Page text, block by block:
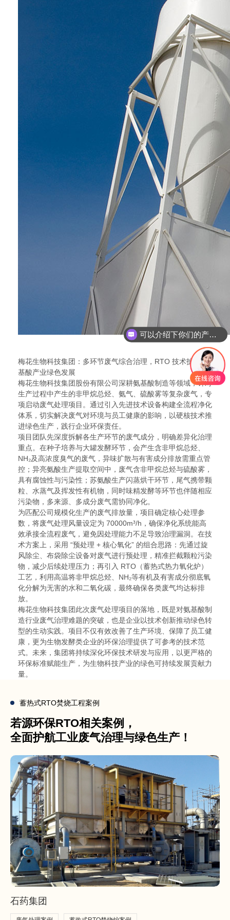
梅花生物科技集团：多环节废气综合治理，RTO 技术护航氨
基酸产业绿色发展
梅花生物科技集团股份有限公司深耕氨基酸制造等领域，针对
生产过程中产生的非甲烷总烃、氨气、硫酸雾等复杂废气，专
项启动废气处理项目。通过引入先进技术设备构建全流程净化
体系，切实解决废气对环境与员工健康的影响，以硬核技术推
进绿色生产，践行企业环保责任。
项目团队先深度拆解各生产环节的废气成分，明确差异化治理
重点。在种子培养与大罐发酵环节，会产生含非甲烷总烃、
NH₂及高浓度臭气的废气，异味扩散与有害成分排放需重点管
控；异亮氨酸生产提取空间中，废气含非甲烷总烃与硫酸雾，
具有腐蚀性与污染性；苏氨酸生产闪蒸烘干环节，尾气携带颗
粒、水蒸气及挥发性有机物，同时味精发酵等环节也伴随相应
污染物，多来源、多成分废气需协同净化。
为匹配公司规模化生产的废气排放量，项目确定核心处理参
数，将废气处理风量设定为 70000m³/h，确保净化系统能高
效承接全流程废气，避免因处理能力不足导致治理漏洞。在技
术方案上，采用 “预处理 + 核心氧化” 的组合思路：先通过旋
风除尘、布袋除尘设备对废气进行预处理，精准拦截颗粒污染
物，减少后续处理压力；再引入 RTO（蓄热式热力氧化炉）
工艺，利用高温将非甲烷总烃、NH₂等有机及有害成分彻底氧
化分解为无害的水和二氧化碳，最终确保各类废气均达标排
放。
梅花生物科技集团此次废气处理项目的落地，既是对氨基酸制
造行业废气治理难题的突破，也是企业以技术创新推动绿色转
型的生动实践。项目不仅有效改善了生产环境、保障了员工健
康，更为生物发酵类企业的环保治理提供了可参考的技术范
式。未来，集团将持续深化环保技术研发与应用，以更严格的
环保标准赋能生产，为生物科技产业的绿色可持续发展贡献力
量。
蓄热式RTO焚烧工程案例
若源环保RTO相关案例，
全面护航工业废气治理与绿色生产！
石药集团
你们是怎么收费的呢